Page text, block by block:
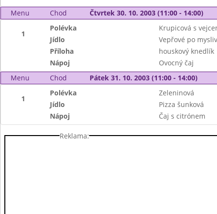
Menu Chod Čtvrtek 30. 10. 2003 (11:00 - 14:00)
1
Polévka
Krupicová s
Jídlo
Vepřové po
Příloha
houskový knedlík
Nápoj
Ovocný čaj
Menu
Chod Pátek 31. 10. 2003 (11:00 - 14:00)
1
Polévka
Zeleninová
Jídlo
Pizza šunková
Nápoj
Čaj s citrónem
Reklama: